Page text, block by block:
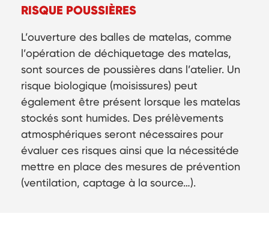
RISQUE POUSSIÈRES
L’ouverture des balles de matelas, comme
l’opération de déchiquetage des matelas,
sont sources de poussières dans l’atelier. Un
risque biologique (moisissures) peut
également être présent lorsque les matelas
stockés sont humides. Des prélèvements
atmosphériques seront nécessaires pour
évaluer ces risques ainsi que la nécessitéde
mettre en place des mesures de prévention
(ventilation, captage à la source…).